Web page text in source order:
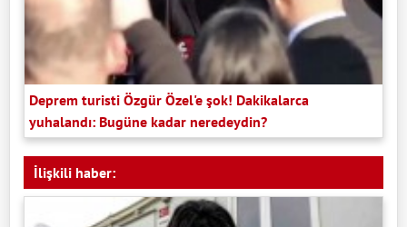
Deprem turisti Özgür Özel'e şok! Dakikalarca
yuhalandı: Bugüne kadar neredeydin?
İlişkili haber: